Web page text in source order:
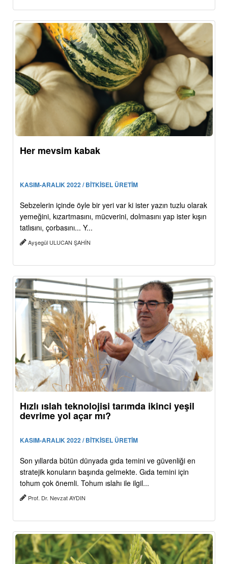
Her mevsim kabak
KASIM-ARALIK 2022 / BİTKİSEL ÜRETİM
Sebzelerin içinde öyle bir yeri var ki ister yazın tuzlu olarak
yemeğini, kızartmasını, mücverini, dolmasını yap ister kışın
tatlısını, çorbasını... Y...
Ayşegül ULUCAN ŞAHİN
Hızlı ıslah teknolojisi tarımda ikinci yeşil
devrime yol açar mı?
KASIM-ARALIK 2022 / BİTKİSEL ÜRETİM
Son yıllarda bütün dünyada gıda temini ve güvenliği en
stratejik konuların başında gelmekte. Gıda temini için
tohum çok önemli. Tohum ıslahı ile ilgil...
Prof. Dr. Nevzat AYDIN